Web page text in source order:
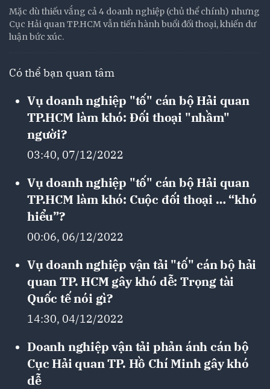
Mặc dù thiếu vắng cả 4 doanh nghiệp (chủ thể chính) nhưng
Cục Hải quan TP.HCM vẫn tiến hành buổi đối thoại, khiến dư
luận bức xúc.
Có thể bạn quan tâm
Vụ doanh nghiệp "tố" cán bộ Hải quan
TP.HCM làm khó: Đối thoại "nhầm"
người?
03:40, 07/12/2022
Vụ doanh nghiệp "tố" cán bộ Hải quan
TP.HCM làm khó: Cuộc đối thoại … “khó
hiểu”?
00:06, 06/12/2022
Vụ doanh nghiệp vận tải "tố" cán bộ hải
quan TP. HCM gây khó dễ: Trọng tài
Quốc tế nói gì?
14:30, 04/12/2022
Doanh nghiệp vận tải phản ánh cán bộ
Cục Hải quan TP. Hồ Chí Minh gây khó
dễ